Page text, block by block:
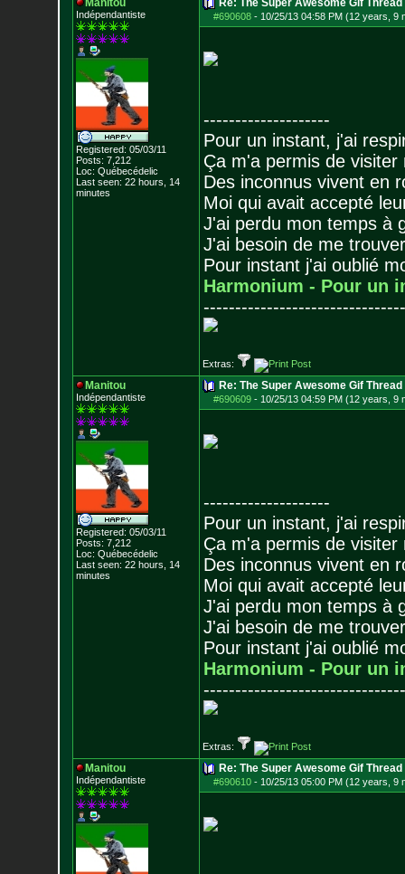
Manitou
Indépendantiste
Registered: 05/03/11
Posts: 7,212
Loc: Québecédelic
Last seen: 22 hours, 14
minutes
Re: The Super Awesome Gif Thread
#690608- 10/25/13 04:58 PM (12 years, 9
--------------------
Pour un instant, j'ai
Ça m'a permis de visiter
Des inconnus vivent en
Moi qui avait accepté
J'ai perdu mon temps à
J'ai besoin de me
Pour instant j'ai oublié
Harmonium - Pour un
--------------------------------
Extras:
Manitou
Indépendantiste
Registered: 05/03/11
Posts: 7,212
Loc: Québecédelic
Last seen: 22 hours, 14
minutes
Re: The Super Awesome Gif Thread
#690609- 10/25/13 04:59 PM (12 years, 9
--------------------
Pour un instant, j'ai
Ça m'a permis de visiter
Des inconnus vivent en
Moi qui avait accepté
J'ai perdu mon temps à
J'ai besoin de me
Pour instant j'ai oublié
Harmonium - Pour un
--------------------------------
Extras:
Manitou
Indépendantiste
Re: The Super Awesome Gif Thread
#690610- 10/25/13 05:00 PM (12 years, 9